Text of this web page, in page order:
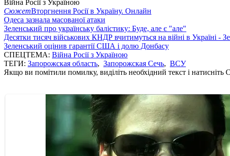
Війна Росії з Україною
СюжетВторгнення Росії в Україну. Онлайн
Одеса зазнала масованої атаки
Зеленський про українську балістику: Буде, але є "але"
Десятки тисяч військових КНДР вчитимуться на війні в Україні -
Зеленський оцінив гарантії США і долю Донбасу
СПЕЦТЕМА: Війна Росії з Україною
ТЕГИ: Запорожская область, Запорожская Сечь, ВСУ
Якщо ви помітили помилку, виділіть необхідний текст і